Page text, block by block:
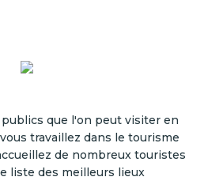
que l'on peut visiter en
travaillez dans le tourisme
de nombreux touristes
liste des meilleurs lieux